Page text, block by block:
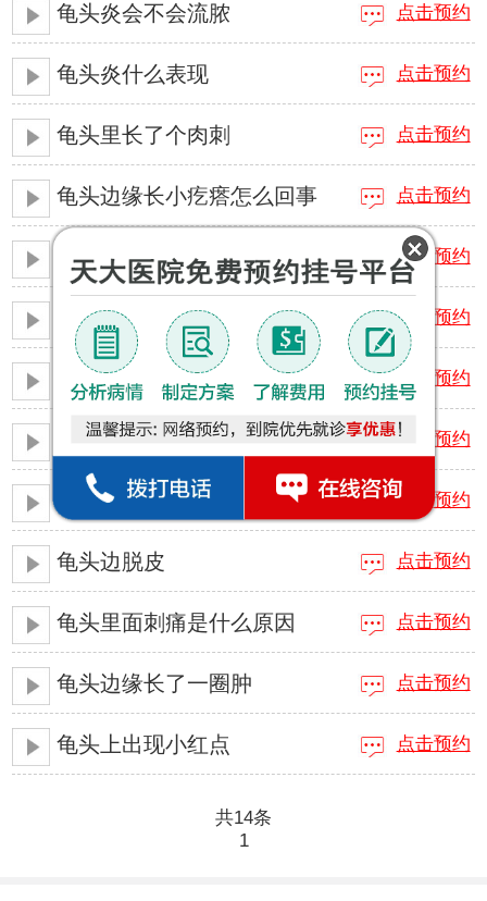
龟头炎会不会流脓 点击预约
龟头炎什么表现 点击预约
龟头里长了个肉刺 点击预约
龟头边缘长小疙瘩怎么回事 点击预约
龟头重度敏感怎么办 点击预约
龟头里面长肉刺 点击预约
龟头里面有颗粒是什么 点击预约
龟头里面疼痛流脓什么病 点击预约
龟头里面长了小颗粒 点击预约
龟头边脱皮 点击预约
龟头里面刺痛是什么原因 点击预约
龟头边缘长了一圈肿 点击预约
龟头上出现小红点 点击预约
共14条
1